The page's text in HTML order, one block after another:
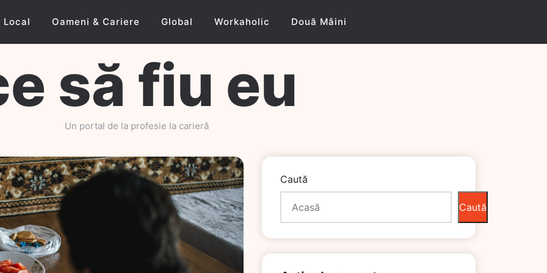
Local Oameni & Cariere Global Workaholic Două Mâini
să fiu eu
Un portal de la profesie la carieră
Caută
Caută